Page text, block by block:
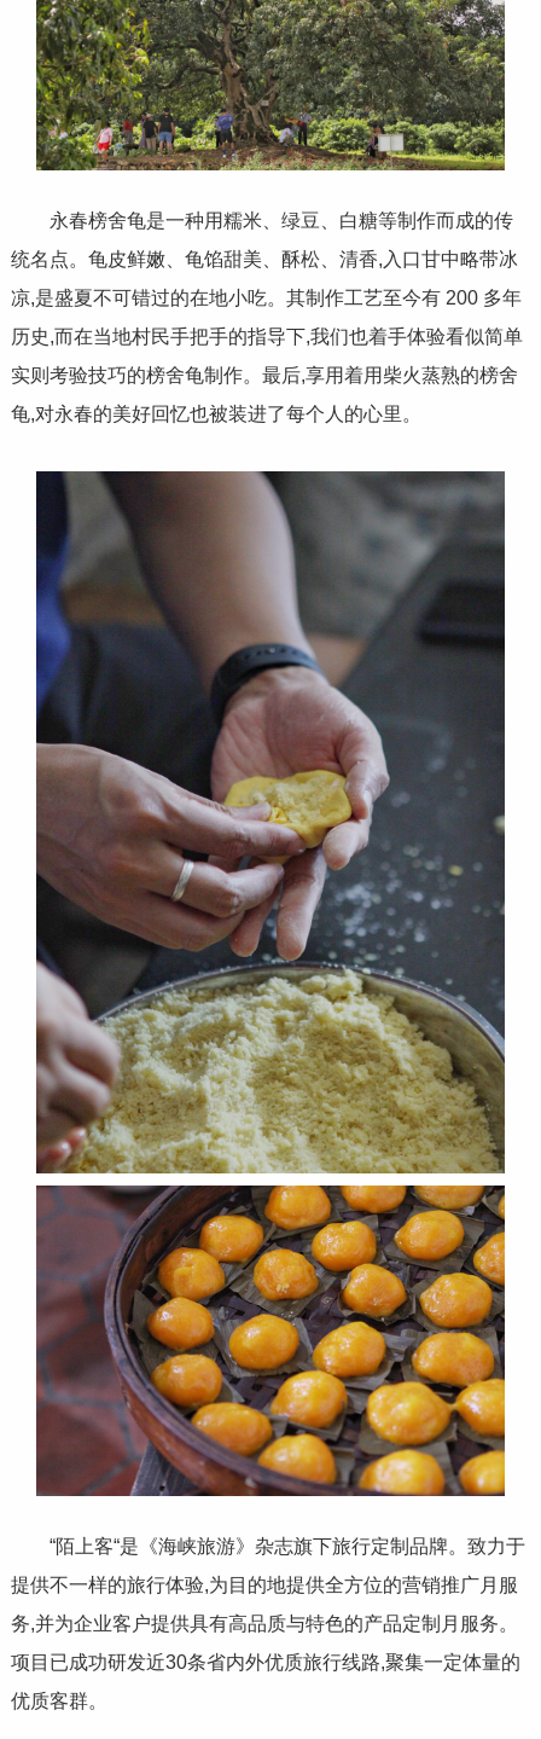
永春榜舍龟是一种用糯米、绿豆、白糖等制作而成的传
统名点。龟皮鲜嫩、龟馅甜美、酥松、清香,入口甘中略带冰
凉,是盛夏不可错过的在地小吃。其制作工艺至今有 200 多年
历史,而在当地村民手把手的指导下,我们也着手体验看似简单
实则考验技巧的榜舍龟制作。最后,享用着用柴火蒸熟的榜舍
龟,对永春的美好回忆也被装进了每个人的心里。
“陌上客“是《海峡旅游》杂志旗下旅行定制品牌。致力于
提供不一样的旅行体验,为目的地提供全方位的营销推广月服
务,并为企业客户提供具有高品质与特色的产品定制月服务。
项目已成功研发近30条省内外优质旅行线路,聚集一定体量的
优质客群。